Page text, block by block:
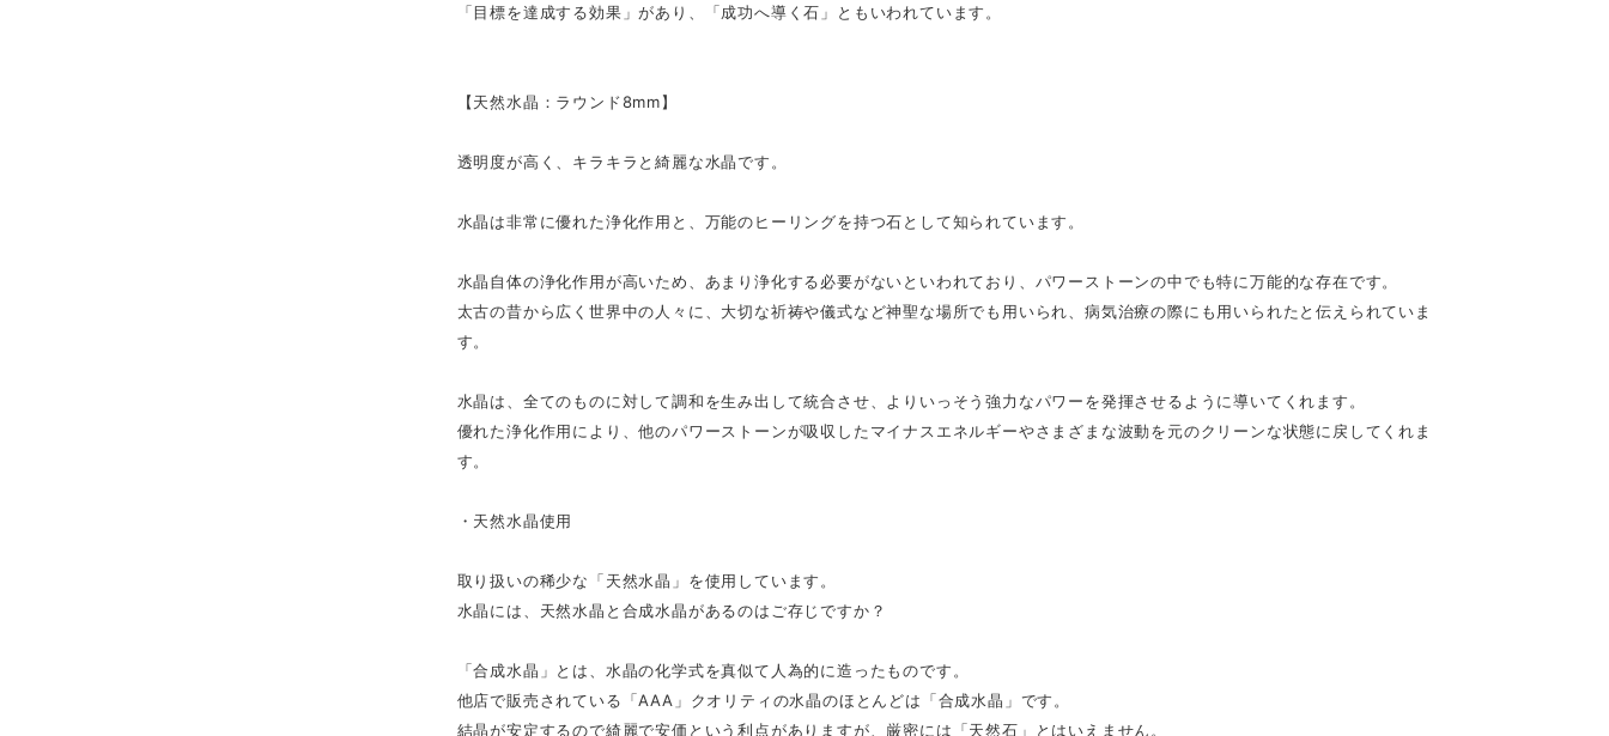
「目標を達成する効果」があり、「成功へ導く石」ともいわれています。
【天然水晶：ラウンド8mm】
透明度が高く、キラキラと綺麗な水晶です。
水晶は非常に優れた浄化作用と、万能のヒーリングを持つ石として知られています。
水晶自体の浄化作用が高いため、あまり浄化する必要がないといわれており、パワーストーンの中でも特に万能的な存在です。
太古の昔から広く世界中の人々に、大切な祈祷や儀式など神聖な場所でも用いられ、病気治療の際にも用いられたと伝えられていま
す。
水晶は、全てのものに対して調和を生み出して統合させ、よりいっそう強力なパワーを発揮させるように導いてくれます。
優れた浄化作用により、他のパワーストーンが吸収したマイナスエネルギーやさまざまな波動を元のクリーンな状態に戻してくれま
す。
・天然水晶使用
取り扱いの稀少な「天然水晶」を使用しています。
水晶には、天然水晶と合成水晶があるのはご存じですか？
「合成水晶」とは、水晶の化学式を真似て人為的に造ったものです。
他店で販売されている「AAA」クオリティの水晶のほとんどは「合成水晶」です。
結晶が安定するので綺麗で安価という利点がありますが、厳密には「天然石」とはいえません。